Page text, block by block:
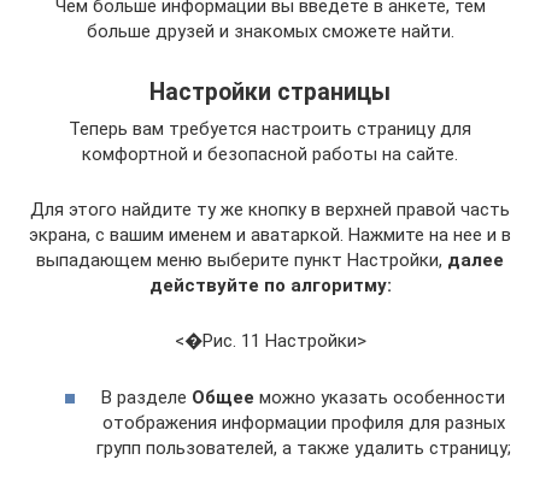
Чем больше информации вы введете в анкете, тем
больше друзей и знакомых сможете найти.
Настройки страницы
Теперь вам требуется настроить страницу для
комфортной и безопасной работы на сайте.
Для этого найдите ту же кнопку в верхней правой часть
экрана, с вашим именем и аватаркой. Нажмите на нее и в
выпадающем меню выберите пункт Настройки, далее
действуйте по алгоритму:
<�Рис. 11 Настройки>
В разделе Общее можно указать особенности
отображения информации профиля для разных
групп пользователей, а также удалить страницу;